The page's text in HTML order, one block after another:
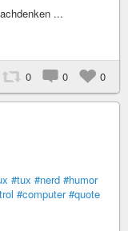
...
0 0 0
#tux #nerd #humor
#computer #quote